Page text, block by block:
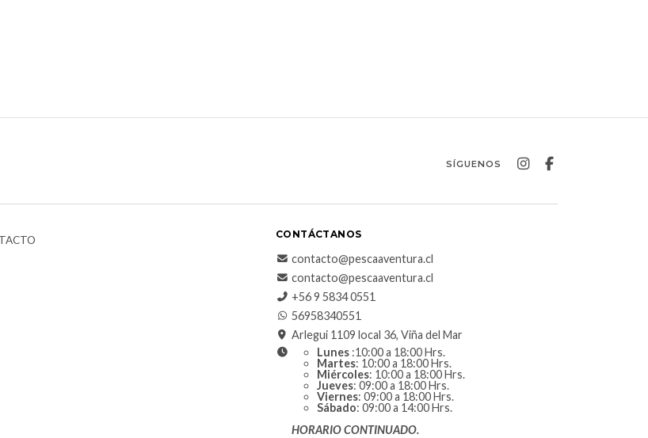
SÍGUENOS
CONTÁCTANOS
contacto@pescaaventura.cl
contacto@pescaaventura.cl
+56 9 5834 0551
56958340551
Arlegui 1109 local 36, Viña del Mar
Lunes :10:00 a 18:00 Hrs.
Martes: 10:00 a 18:00 Hrs.
Miércoles: 10:00 a 18:00 Hrs.
Jueves: 09:00 a 18:00 Hrs.
Viernes: 09:00 a 18:00 Hrs.
Sábado: 09:00 a 14:00 Hrs.
HORARIO CONTINUADO.